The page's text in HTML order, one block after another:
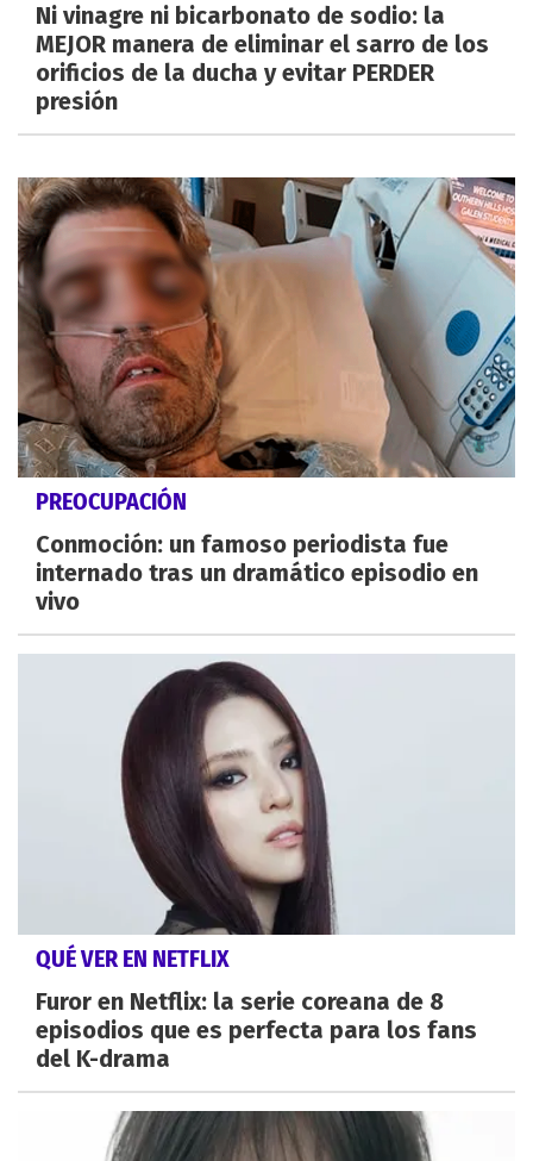
Ni vinagre ni bicarbonato de sodio: la
MEJOR manera de eliminar el sarro de los
orificios de la ducha y evitar PERDER
presión
PREOCUPACIÓN
Conmoción: un famoso periodista fue
internado tras un dramático episodio en
vivo
QUÉ VER EN NETFLIX
Furor en Netflix: la serie coreana de 8
episodios que es perfecta para los fans
del K-drama